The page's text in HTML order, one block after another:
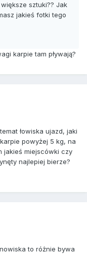
sztuki?? Jak
jakieś fotki tego
karpie tam pływają?
łowiska ujazd, jaki
powyżej 5 kg, na
jakieś miejscówki czy
najlepiej bierze?
to różnie bywa